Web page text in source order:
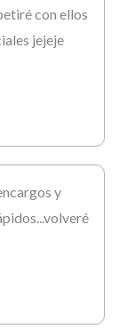
con ellos
jejeje
y